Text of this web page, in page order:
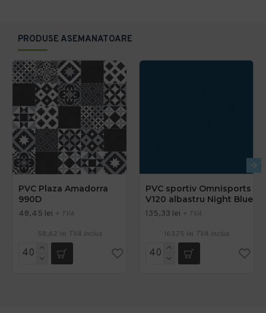
PRODUSE ASEMANATOARE
PVC Plaza Amadorra
990D
48,45 lei + TVA
58,62 lei TVA inclus
PVC sportiv Omnisports
V120 albastru Night Blue
135,33 lei + TVA
163,75 lei TVA inclus